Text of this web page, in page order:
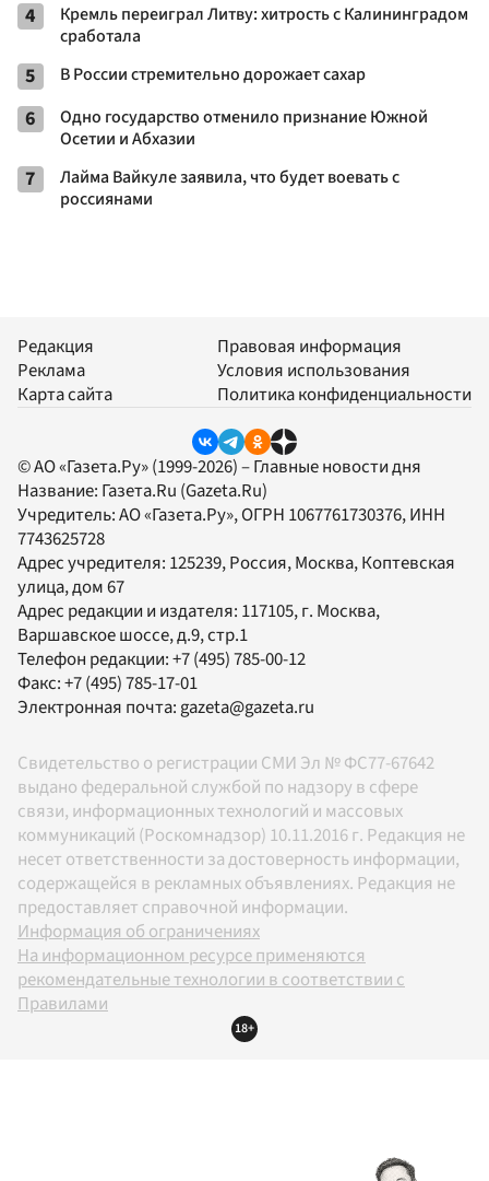
4
Кремль переиграл Литву: хитрость с Калининградом
сработала
5 В России стремительно дорожает сахар
6
Одно государство отменило признание Южной
Осетии и Абхазии
7
Лайма Вайкуле заявила, что будет воевать с
россиянами
Редакция
Реклама
Карта сайта
Правовая информация
Условия использования
Политика конфиденциальности
© АО «Газета.Ру» (1999-2026) – Главные новости дня
Название: Газета.Ru (Gazeta.Ru)
Учредитель:АО «Газета.Ру», ОГРН 1067761730376, ИНН
7743625728
Адрес учредителя: 125239, Россия, Москва, Коптевская
улица, дом 67
Адрес редакции и издателя: 117105, г. Москва,
Варшавское шоссе, д.9, стр.1
Телефон редакции:+7 (495) 785-00-12
Факс:+7 (495) 785-17-01
Электронная почта:gazeta@gazeta.ru
Свидетельство о регистрации СМИ Эл № ФС77-67642
выдано федеральной службой по надзору в сфере
связи, информационных технологий и массовых
коммуникаций (Роскомнадзор) 10.11.2016 г. Редакция не
несет ответственности за достоверность информации,
содержащейся в рекламных объявлениях. Редакция не
предоставляет справочной информации.
Информация об ограничениях
На информационном ресурсе применяются
рекомендательные технологии в соответствии с
Правилами
18+